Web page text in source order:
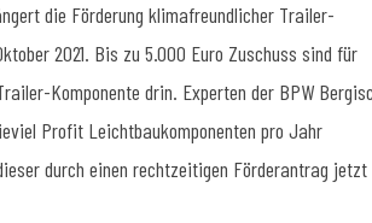
die Förderung klimafreundlicher Trailer-
2021. Bis zu 5.000 Euro Zuschuss sind für
Komponente drin. Experten der BPW
Profit Leichtbaukomponenten pro Jahr
durch einen rechtzeitigen Förderantrag jetzt